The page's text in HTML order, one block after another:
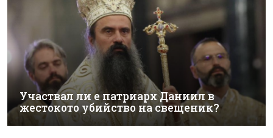
Участвал ли е патриарх Даниил в
жестокото убийство на свещеник?